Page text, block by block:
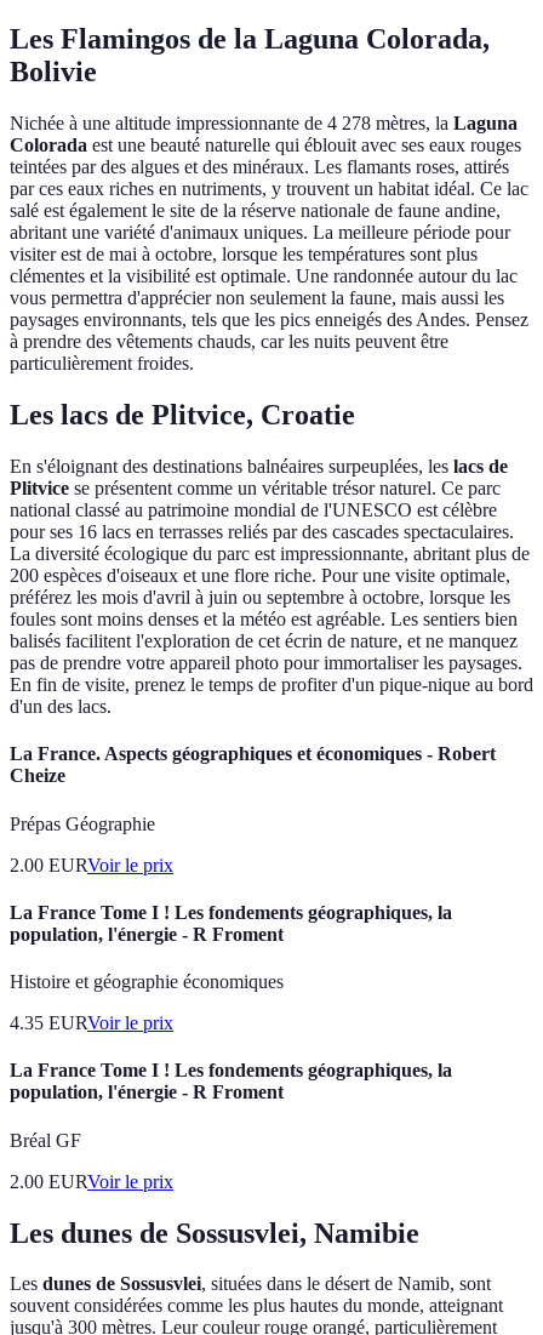
Les Flamingos de la Laguna Colorada,
Bolivie
Nichée à une altitude impressionnante de 4 278 mètres, la Laguna
Colorada est une beauté naturelle qui éblouit avec ses eaux rouges
teintées par des algues et des minéraux. Les flamants roses, attirés
par ces eaux riches en nutriments, y trouvent un habitat idéal. Ce lac
salé est également le site de la réserve nationale de faune andine,
abritant une variété d'animaux uniques. La meilleure période pour
visiter est de mai à octobre, lorsque les températures sont plus
clémentes et la visibilité est optimale. Une randonnée autour du lac
vous permettra d'apprécier non seulement la faune, mais aussi les
paysages environnants, tels que les pics enneigés des Andes. Pensez
à prendre des vêtements chauds, car les nuits peuvent être
particulièrement froides.
Les lacs de Plitvice, Croatie
En s'éloignant des destinations balnéaires surpeuplées, les lacs de
Plitvice se présentent comme un véritable trésor naturel. Ce parc
national classé au patrimoine mondial de l'UNESCO est célèbre
pour ses 16 lacs en terrasses reliés par des cascades spectaculaires.
La diversité écologique du parc est impressionnante, abritant plus de
200 espèces d'oiseaux et une flore riche. Pour une visite optimale,
préférez les mois d'avril à juin ou septembre à octobre, lorsque les
foules sont moins denses et la météo est agréable. Les sentiers bien
balisés facilitent l'exploration de cet écrin de nature, et ne manquez
pas de prendre votre appareil photo pour immortaliser les paysages.
En fin de visite, prenez le temps de profiter d'un pique-nique au bord
d'un des lacs.
La France. Aspects géographiques et économiques - Robert
Cheize
Prépas Géographie
2.00 EURVoir le prix
La France Tome I ! Les fondements géographiques, la
population, l'énergie - R Froment
Histoire et géographie économiques
4.35 EURVoir le prix
La France Tome I ! Les fondements géographiques, la
population, l'énergie - R Froment
Bréal GF
2.00 EURVoir le prix
Les dunes de Sossusvlei, Namibie
Les dunes de Sossusvlei, situées dans le désert de Namib, sont
souvent considérées comme les plus hautes du monde, atteignant
jusqu'à 300 mètres. Leur couleur rouge orangé, particulièrement